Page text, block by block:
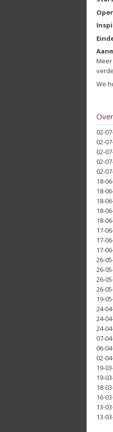
We
02-
02-
02-
02-
02-
18-
18-
18-
18-
18-
17-
17-
17-
26-
26-
26-
26-
19-
24-
24-
24-
07-
06-
02-
19-
19-
18-
16-
13-
13-